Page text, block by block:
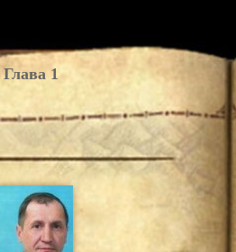
Глава 1